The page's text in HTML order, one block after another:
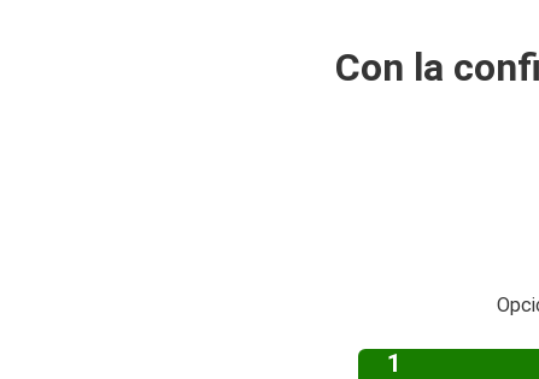
Con la
1